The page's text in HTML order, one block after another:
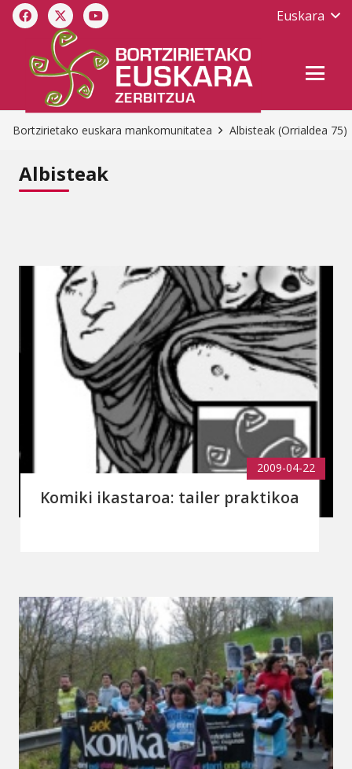
Euskara
Bortzirietako euskara mankomunitatea Albisteak(Orrialdea 75)
Albisteak
2009-04-22
Komiki ikastaroa: tailer praktikoa